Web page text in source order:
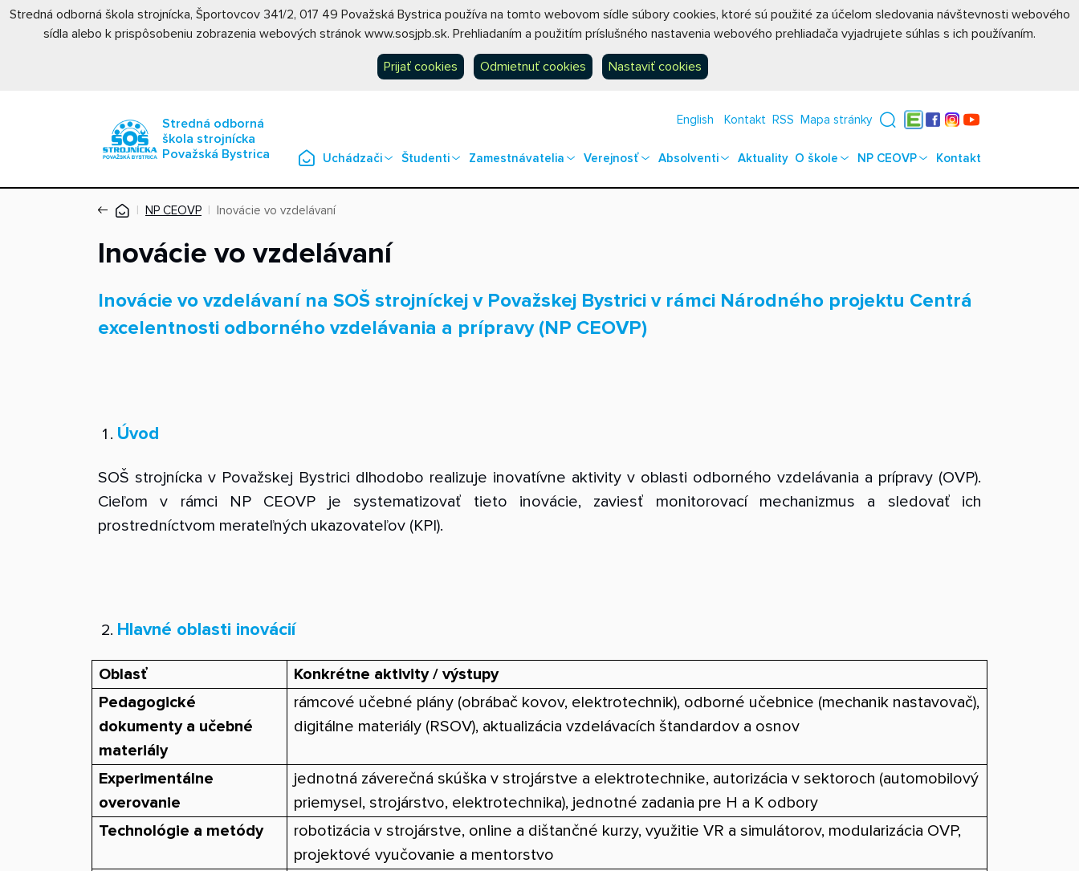
Stredná odborná škola strojnícka, Športovcov 341/2, 017 49 Považská Bystrica používa na tomto webovom sídle súbory cookies, ktoré sú použité za účelom sledovania návštevnosti webového
sídla alebo k prispôsobeniu zobrazenia webových stránok www.sosjpb.sk. Prehliadaním a použitím príslušného nastavenia webového prehliadača vyjadrujete súhlas s ich používaním.
Prijať cookies Odmietnuť cookies Nastaviť cookies
Stredná odborná
škola strojnícka
Považská Bystrica
English Kontakt RSS Mapa stránky
Edupage
Facebook
Instagram
YouTube
Uchádzači Študenti Zamestnávatelia Verejnosť Absolventi Aktuality O škole NP CEOVP Kontakt
NP CEOVP Inovácie vo vzdelávaní
Inovácie vo vzdelávaní
Inovácie vo vzdelávaní na SOŠ strojníckej v Považskej Bystrici v rámci Národného projektu Centrá
excelentnosti odborného vzdelávania a prípravy (NP CEOVP)
Úvod
SOŠ strojnícka v Považskej Bystrici dlhodobo realizuje inovatívne aktivity v oblasti odborného vzdelávania a prípravy (OVP).
Cieľom v rámci NP CEOVP je systematizovať tieto inovácie, zaviesť monitorovací mechanizmus a sledovať ich
prostredníctvom merateľných ukazovateľov (KPI).
Hlavné oblasti inovácií
Oblasť
Konkrétne aktivity / výstupy
Pedagogické
dokumenty a učebné
materiály
rámcové učebné plány (obrábač kovov, elektrotechnik), odborné učebnice (mechanik nastavovač),
digitálne materiály (RSOV), aktualizácia vzdelávacích štandardov a osnov
Experimentálne
overovanie
jednotná záverečná skúška v strojárstve a elektrotechnike, autorizácia v sektoroch (automobilový
priemysel, strojárstvo, elektrotechnika), jednotné zadania pre H a K odbory
Technológie a metódy
robotizácia v strojárstve, online a dištančné kurzy, využitie VR a simulátorov, modularizácia OVP,
projektové vyučovanie a mentorstvo